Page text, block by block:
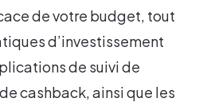
de votre budget, tout
d’investissement
de suivi de
cashback, ainsi que les